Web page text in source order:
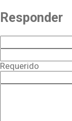
Responder
Requerido